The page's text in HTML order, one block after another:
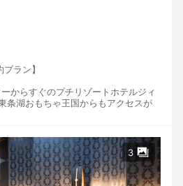
ラン】
からすぐのプチリゾートホテルジィ
条湖おもちゃ王国からもアクセスが
！
3